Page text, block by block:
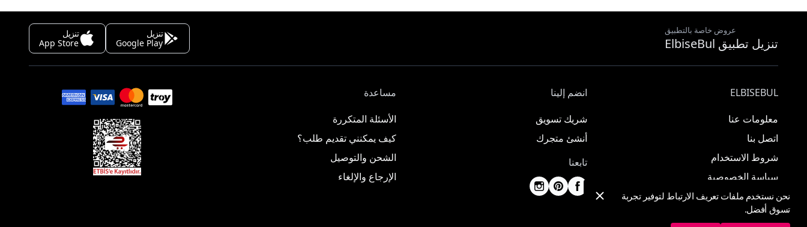
عروض خاصة بالتطبيق
تنزيل تطبيق ElbiseBul
تنزيل
Google Play
تنزيل
App Store
ELBISEBUL
معلومات عنا
اتصل بنا
شروط الاستخدام
سياسة الخصوصية
انضم إلينا
شريك تسويق
أنشئ متجرك
تابعنا
مساعدة
الأسئلة المتكررة
كيف يمكنني تقديم طلب؟
الشحن والتوصيل
الإرجاع والإلغاء
نحن نستخدم ملفات تعريف الارتباط لتوفير تجربة
تسوق أفضل.